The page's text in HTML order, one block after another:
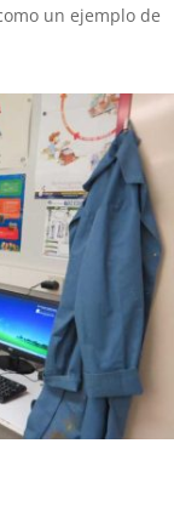
un ejemplo de